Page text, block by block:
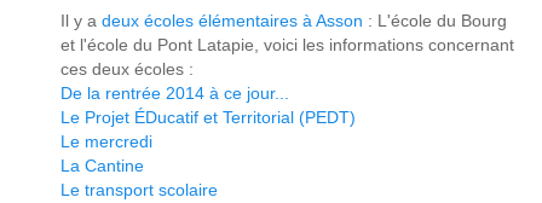
Il y a deux écoles élémentaires à Asson : L'école du Bourg
et l'école du Pont Latapie, voici les informations concernant
ces deux écoles :
De la rentrée 2014 à ce jour...
Le Projet ÉDucatif et Territorial (PEDT)
Le mercredi
La Cantine
Le transport scolaire